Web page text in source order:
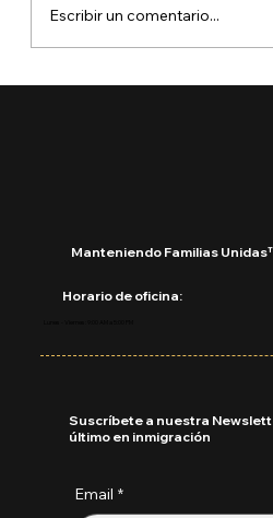
¿Qué está pasando
Escribir un comentario...
Manteniendo Familias
Horario de oficina:
Email *
Suscríbete a nuestra
último en inmigración